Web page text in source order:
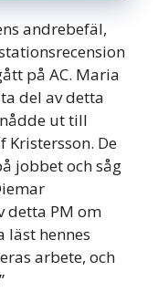
andrebefäl,
på AC. Maria
del av detta
ut till
De
jobbet och såg
detta PM om
läst hennes
arbete, och